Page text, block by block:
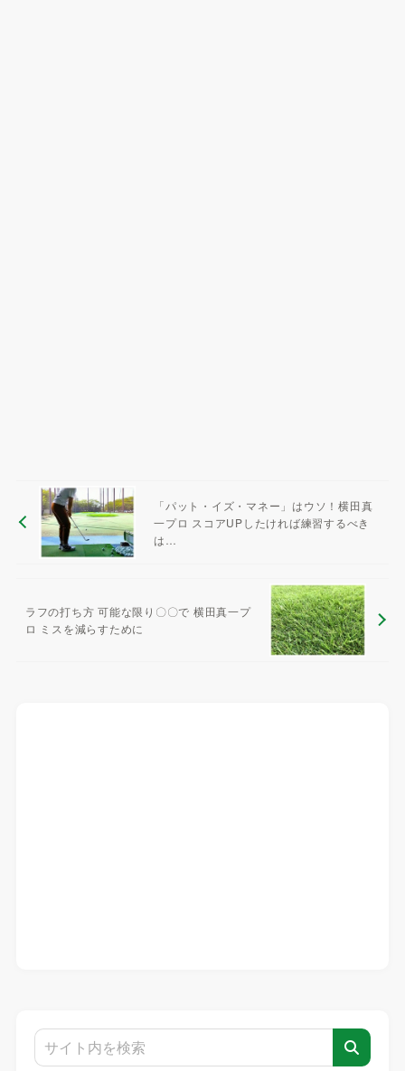
「パット・イズ・マネー」はウソ！横田真
一プロ スコアUPしたければ練習するべき
は…
ラフの打ち方 可能な限り〇〇で 横田真一プ
ロ ミスを減らすために